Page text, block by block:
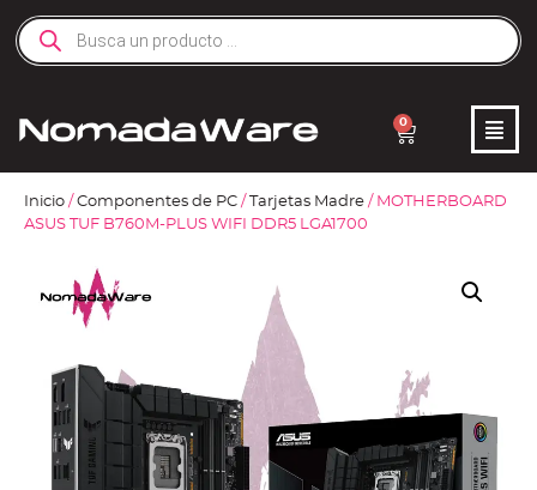
0
Inicio / Componentes de PC / Tarjetas Madre / MOTHERBOARD
ASUS TUF B760M-PLUS WIFI DDR5 LGA1700